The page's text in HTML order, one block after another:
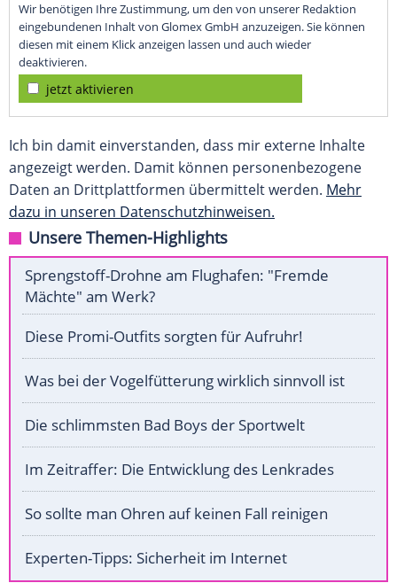
Wir benötigen Ihre Zustimmung, um den von unserer Redaktion
eingebundenen Inhalt von Glomex GmbH anzuzeigen. Sie können
diesen mit einem Klick anzeigen lassen und auch wieder
deaktivieren.
jetzt aktivieren
Ich bin damit einverstanden, dass mir externe Inhalte
angezeigt werden. Damit können personenbezogene
Daten an Drittplattformen übermittelt werden. Mehr
dazu in unseren Datenschutzhinweisen.
Unsere Themen-Highlights
Sprengstoff-Drohne am Flughafen: "Fremde
Mächte" am Werk?
Diese Promi-Outfits sorgten für Aufruhr!
Was bei der Vogelfütterung wirklich sinnvoll ist
Die schlimmsten Bad Boys der Sportwelt
Im Zeitraffer: Die Entwicklung des Lenkrades
So sollte man Ohren auf keinen Fall reinigen
Experten-Tipps: Sicherheit im Internet